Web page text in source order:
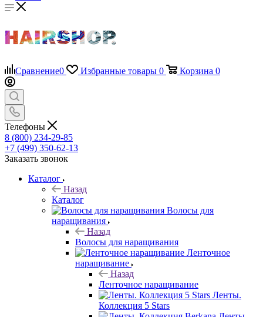
Сравнение0 Избранные товары 0 Корзина 0
Телефоны
8 (800) 234-29-85
+7 (499) 350-62-13
Заказать звонок
Каталог
Назад
Каталог
Волосы для
наращивания
Назад
Волосы для наращивания
Ленточное
наращивание
Назад
Ленточное наращивание
Ленты.
Коллекция 5 Stars